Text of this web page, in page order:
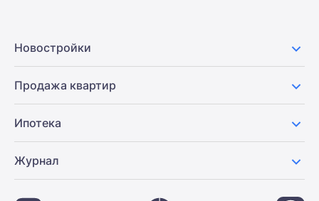
Новостройки
Продажа квартир
Ипотека
Журнал